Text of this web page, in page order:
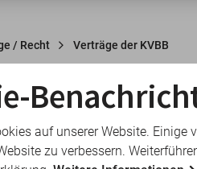
/ Recht Verträge der KVBB
auf unserer Website.
zu verbessern.